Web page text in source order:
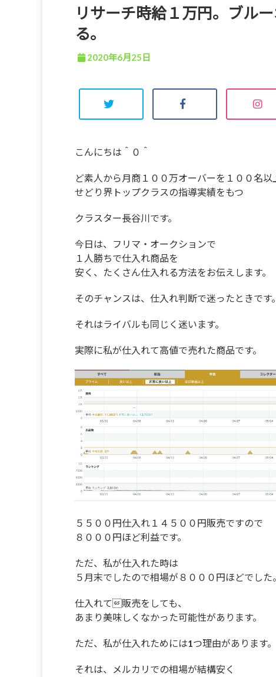
リサーチ時給１万円。ブル
る。
2020年6月25日
こんにちは＾０＾
ど素人から月商１００万オーバーを１００名以
せどり界トップクラスの指導実績をもつ
クラスター長谷川です。
今日は、フリマ・オークションで
１人勝ちで仕入れ商品を
安く、たくさん仕入れる方法をお伝えします。
そのチャンスは、仕入れ判断で迷ったときです。
それはライバルも同じく迷います。
実際に私が仕入れて高値で売れた商品です。
５５００円仕入れ１４５００円販売ですので
８０００円ほど利益です。
ただ、私が仕入れた時は
５月末でしたので相場が８０００円ほどでした。
仕入れて販売をしても、
あまり美味しくなかった可能性があります。
ただ、私が仕入れためには1つ理由があります。
それは、メルカリでの相場が結構安く